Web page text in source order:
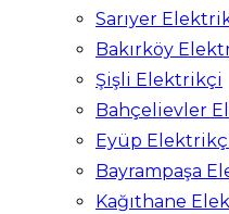
Sarıyer
Bakırköy
Şişli Elektrikçi
Bahçelievler
Eyüp
Bayrampaşa
Kağıthane